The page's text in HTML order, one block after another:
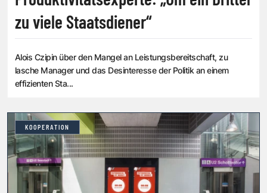
zu viele Staatsdiener“
Alois Czipin über den Mangel an Leistungsbereitschaft, zu
lasche Manager und das Desinteresse der Politik an einem
effizienten Sta...
KOOPERATION